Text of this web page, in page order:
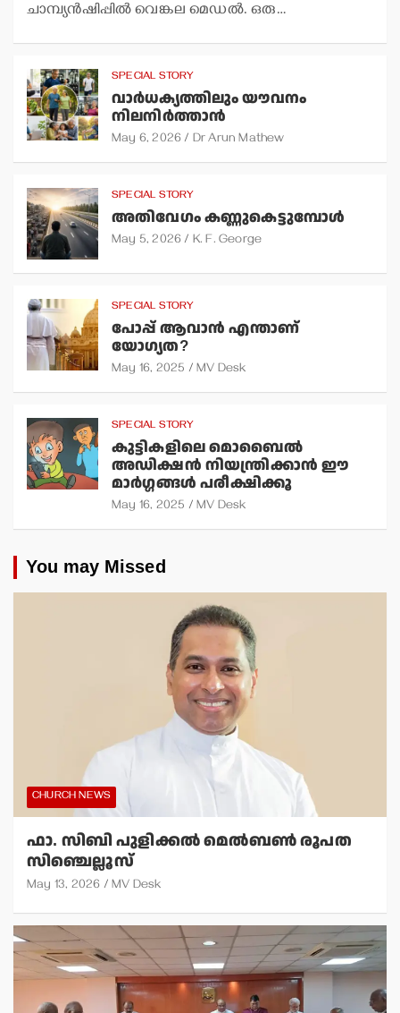
ചാമ്പ്യന്‍ഷിപ്പില്‍ വെങ്കല മെഡല്‍. ഒരു…
SPECIAL STORY
വാര്‍ധക്യത്തിലും യൗവനം
നിലനിര്‍ത്താന്‍
May 6, 2026 Dr Arun Mathew
SPECIAL STORY
അതിവേഗം കണ്ണുകെട്ടുമ്പോള്‍
May 5, 2026 K. F. George
SPECIAL STORY
പോപ്പ് ആവാന്‍ എന്താണ്
യോഗ്യത?
May 16, 2025 MV Desk
SPECIAL STORY
കുട്ടികളിലെ മൊബൈല്‍
അഡിക്ഷന്‍ നിയന്ത്രിക്കാന്‍ ഈ
മാര്‍ഗ്ഗങ്ങള്‍ പരീക്ഷിക്കൂ
May 16, 2025 MV Desk
You may Missed
CHURCH NEWS
ഫാ. സിബി പുളിക്കല്‍ മെല്‍ബണ്‍ രൂപത
സിഞ്ചെല്ലൂസ്
May 13, 2026 MV Desk